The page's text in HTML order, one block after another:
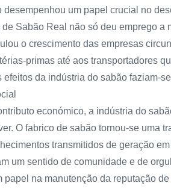
desempenhou um papel crucial no
Sabão Real não só deu emprego a
o crescimento das empresas
primas até aos transportadores
efeitos da indústria do sabão faziam-
económico, a indústria do
O fabrico de sabão tornou-se uma
transmitidos de geração
um sentido de comunidade e de
papel na manutenção da reputação